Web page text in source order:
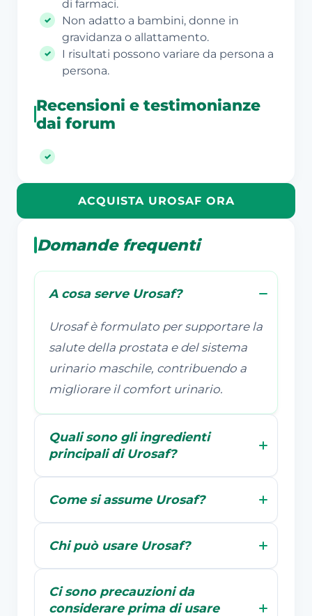
di farmaci.
Non adatto a bambini, donne in
gravidanza o allattamento.
I risultati possono variare da persona a
persona.
Recensioni e testimonianze
dai forum
ACQUISTA UROSAF ORA
Domande frequenti
A cosa serve Urosaf?
Urosaf è formulato per supportare la
salute della prostata e del sistema
urinario maschile, contribuendo a
migliorare il comfort urinario.
Quali sono gli ingredienti
principali di Urosaf?
Come si assume Urosaf?
Chi può usare Urosaf?
Ci sono precauzioni da
considerare prima di usare